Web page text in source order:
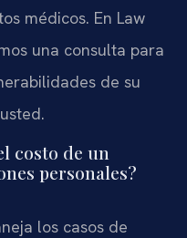
médicos. En Law
una consulta para
de su
costo de un
personales?
los casos de